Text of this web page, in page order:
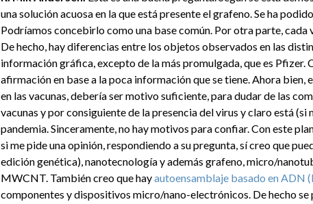
una solución acuosa en la que está presente el grafeno. Se ha podido
Podríamos concebirlo como una base común. Por otra parte,
De hecho, hay diferencias entre los objetos observados en las
información gráfica, excepto de la más promulgada, que es Pfizer.
afirmación en base a la poca información que se tiene. Ahora bien,
en las vacunas, debería ser motivo suficiente, para dudar de las
vacunas y por consiguiente de la presencia del virus y claro está
pandemia. Sinceramente, no hay motivos para confiar. Con este
si me pide una opinión, respondiendo a su pregunta, sí creo que
edición genética), nanotecnología y además grafeno, micro/
MWCNT. También creo que hayautoensamblaje basado en ADN
componentes y dispositivos micro/nano-electrónicos. De hecho